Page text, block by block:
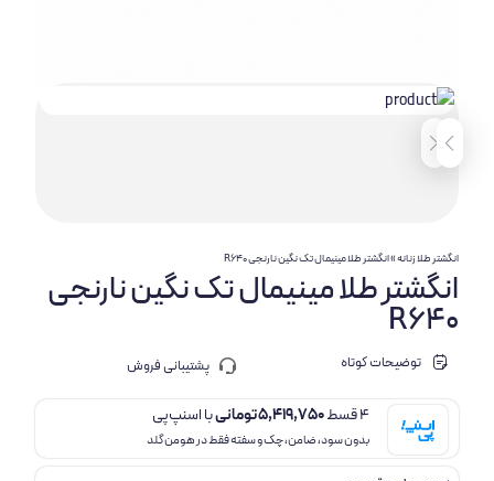
انگشتر طلا زنانه»انگشتر طلا مینیمال تک نگین نارنجی R640
انگشتر طلا مینیمال تک نگین نارنجی
R640
توضیحات کوتاه پشتیبانی فروش
4 قسط 5,419,750تومانیبا اسنپ‌پی
بدون سود، ضامن، چک و سفته فقط در هومن گلد